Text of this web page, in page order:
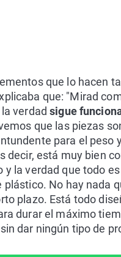
que lo hacen
que: "Mirad
la verdadsigue
que las piezas
para el peso
decir, está muy bien
y la verdad que todo
plástico. No hay nada
plazo. Está todo
durar el máximo
dar ningún tipo de